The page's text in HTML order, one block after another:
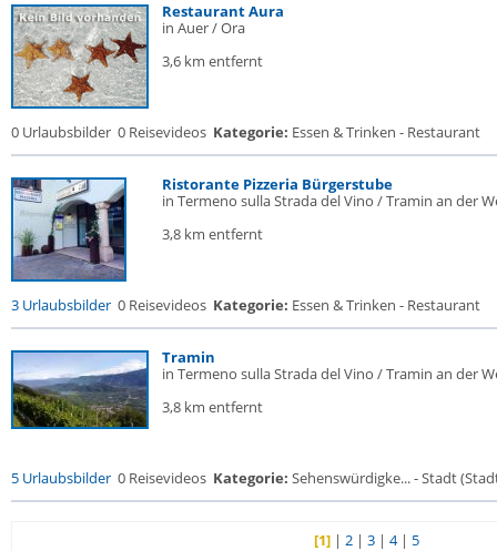
Restaurant Aura
in Auer / Ora
3,6 km entfernt
0 Urlaubsbilder 0 Reisevideos Kategorie: Essen & Trinken - Restaurant
Ristorante Pizzeria Bürgerstube
in Termeno sulla Strada del Vino / Tramin an der
3,8 km entfernt
3 Urlaubsbilder 0 Reisevideos Kategorie: Essen & Trinken - Restaurant
Tramin
in Termeno sulla Strada del Vino / Tramin an der
3,8 km entfernt
5 Urlaubsbilder 0 Reisevideos Kategorie: Sehenswürdigke... - Stadt
[1] |2 |3 |4| 5